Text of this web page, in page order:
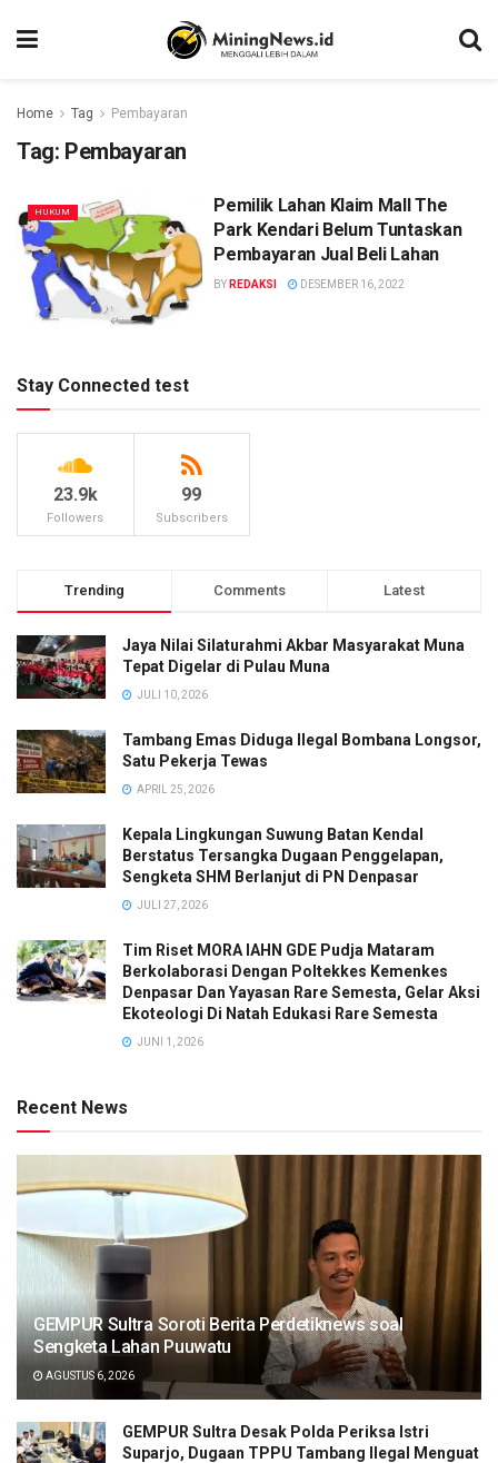
Home Tag Pembayaran
Tag: Pembayaran
HUKUM
Pemilik Lahan Klaim Mall The
Park Kendari Belum Tuntaskan
Pembayaran Jual Beli Lahan
BY REDAKSI DESEMBER 16, 2022
Stay Connected test
23.9k
Followers
99
Subscribers
Trending Comments Latest
Jaya Nilai Silaturahmi Akbar Masyarakat Muna
Tepat Digelar di Pulau Muna
JULI 10, 2026
Tambang Emas Diduga Ilegal Bombana Longsor,
Satu Pekerja Tewas
APRIL 25, 2026
Kepala Lingkungan Suwung Batan Kendal
Berstatus Tersangka Dugaan Penggelapan,
Sengketa SHM Berlanjut di PN Denpasar
JULI 27, 2026
Tim Riset MORA IAHN GDE Pudja Mataram
Berkolaborasi Dengan Poltekkes Kemenkes
Denpasar Dan Yayasan Rare Semesta, Gelar Aksi
Ekoteologi Di Natah Edukasi Rare Semesta
JUNI 1, 2026
Recent News
GEMPUR Sultra Soroti Berita Perdetiknews soal
Sengketa Lahan Puuwatu
AGUSTUS 6, 2026
GEMPUR Sultra Desak Polda Periksa Istri
Suparjo, Dugaan TPPU Tambang Ilegal Menguat